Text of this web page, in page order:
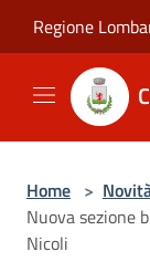
Regione
Home >
Nuova sezione
Nicoli